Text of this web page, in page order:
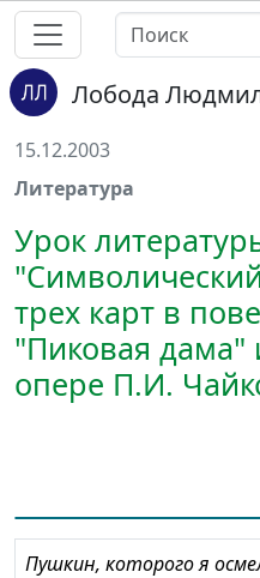
Лобода
15.12.2003
Литература
Урок
трех карт в
"Пиковая
опере П.И.
Пушкин, которого я